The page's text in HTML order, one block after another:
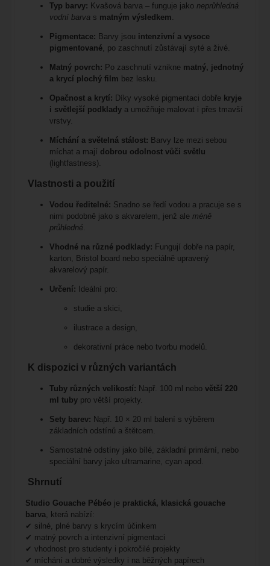
Typ barvy: Kvašová barva – funguje jako neprůhledná
vodní barva s matným výsledkem
Pigmentace: Barvy jsou intenzivní a vysoce
pigmentované, po zaschnutí zůstávají syté a živé.
Matný povrch: Po zaschnutí vznikne matný, jednotný
a krycí plochý film bez lesku.
Opačnost a krytí: Díky vysoké pigmentaci dobře kryje
i světlejší podkladya umožňuje malovat i přes tmavší
vrstvy.
Míchání a světelná stálost: Barvy lze mezi sebou
míchat a mají dobrou odolnost vůči světlu
(lightfastness).
Vlastnosti a použití
Vodou ředitelné: Snadno se ředí vodou a pracuje se s
nimi podobně jako s akvarelem, jenž ale méně
průhledné.
Vhodné na různé podklady: Fungují dobře na papír,
karton, Bristol board nebo speciálně upravený
akvarelový papír.
Určení: Ideální pro:
studie a skici,
ilustrace a design,
dekorativní práce nebo tvorbu modelů.
K dispozici v různých variantách
Tuby různých velikostí: Např. 100 ml nebo větší 220
ml tubypro větší projekty.
Sety barev: Např. 10 × 20 ml balení s výběrem
základních odstínů a štětcem.
Samostatné odstíny jako bílé, základní primární, nebo
speciální barvy jako ultramarine, cyan apod.
Shrnutí
Studio Gouache Pébéo je praktická, klasická gouache
barva , která nabízí:
✔ silné, plné barvy s krycím účinkem
✔ matný povrch a intenzivní pigmentaci
✔ vhodnost pro studenty i pokročilé projekty
✔ míchání a dobré výsledky i na běžných papírech